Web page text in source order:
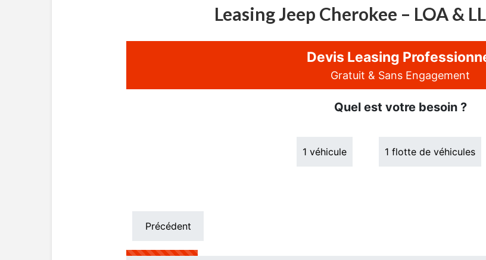
Leasing Jeep Cherokee – LOA &